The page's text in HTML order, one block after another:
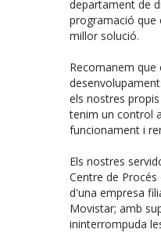
departament de
programació que
millor solució.
Recomanem que
els nostres
tenim un control
funcionament i
Els nostres
Centre de
d'una empresa
Movistar; amb
ininterrompuda